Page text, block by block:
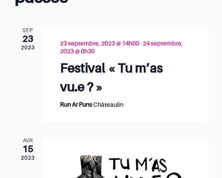
SEP
23
2023
23 septembre, 2023 @ 14h00-24 septembre,
2023 @ 0h30
Festival « Tu m’as
vu.e ? »
Run Ar PunsChâteaulin
AVR
15
2023